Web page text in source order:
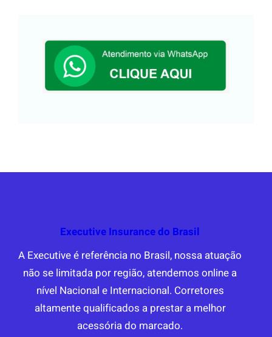
Executive Insurance do Brasil
A Executive é referência no Brasil, nossa atuação
não se limitada por região, atendemos online a
nível Nacional e Internacional. Corretores
altamente qualificados a prestar a melhor
acessória do marcado.